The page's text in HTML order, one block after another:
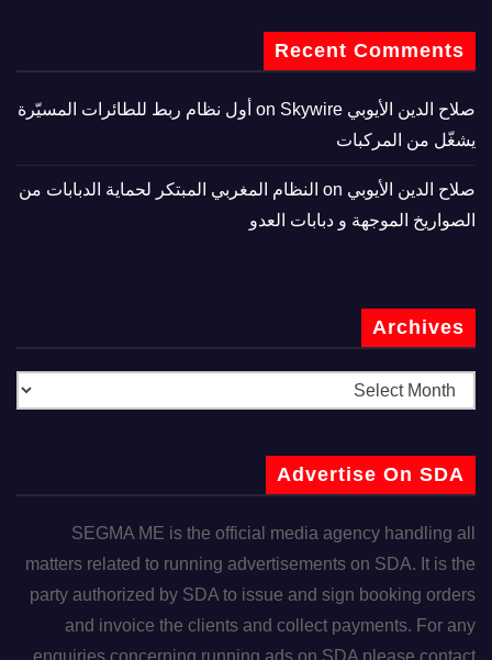
Recent Comments
صلاح الدين الأيوبي
Skywire أول نظام ربط للطائرات المسيّرة
يشغّل من المركبات
صلاح الدين الأيوبي
النظام المغربي المبتكر لحماية الدبابات من
الصواريخ الموجهة و دبابات العدو
Archives
Advertise On SDA
SEGMA ME is the official media agency handling all
matters related to running advertisements on SDA. It is the
party authorized by SDA to issue and sign booking orders
and invoice the clients and collect payments. For any
enquiries concerning running ads on SDA please contact